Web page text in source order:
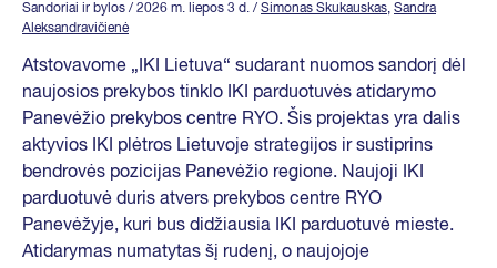
Sandoriai ir bylos / 2026 m. liepos 3 d. / Simonas Skukauskas, Sandra
Aleksandravičienė
Atstovavome „IKI Lietuva“ sudarant nuomos sandorį dėl
naujosios prekybos tinklo IKI parduotuvės atidarymo
Panevėžio prekybos centre RYO. Šis projektas yra dalis
aktyvios IKI plėtros Lietuvoje strategijos ir sustiprins
bendrovės pozicijas Panevėžio regione. Naujoji IKI
parduotuvė duris atvers prekybos centre RYO
Panevėžyje, kuri bus didžiausia IKI parduotuvė mieste.
Atidarymas numatytas šį rudenį, o naujojoje